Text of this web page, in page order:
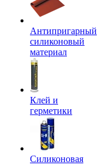
Антипригарный
силиконовый
материал
Клей и
герметики
Силиконовая